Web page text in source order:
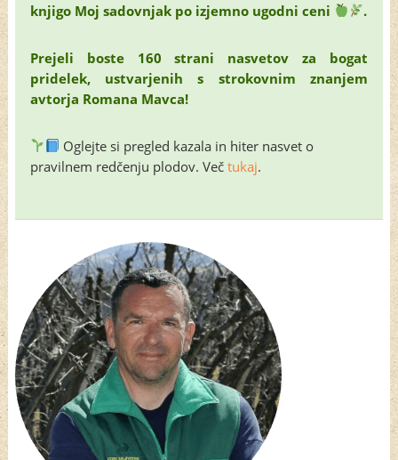
knjigo Moj sadovnjak po izjemno ugodni ceni
.
Prejeli boste 160 strani nasvetov za bogat
pridelek, ustvarjenih s strokovnim znanjem
avtorja Romana Mavca!
Oglejte si pregled kazala in hiter nasvet o
pravilnem redčenju plodov. Več tukaj.